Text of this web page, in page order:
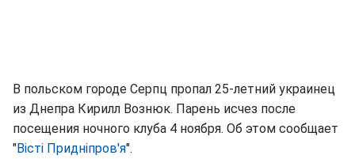
В польском городе Серпц пропал 25-летний украинец
из Днепра Кирилл Вознюк. Парень исчез после
посещения ночного клуба 4 ноября. Об этом сообщает
"Вісті Придніпров'я".